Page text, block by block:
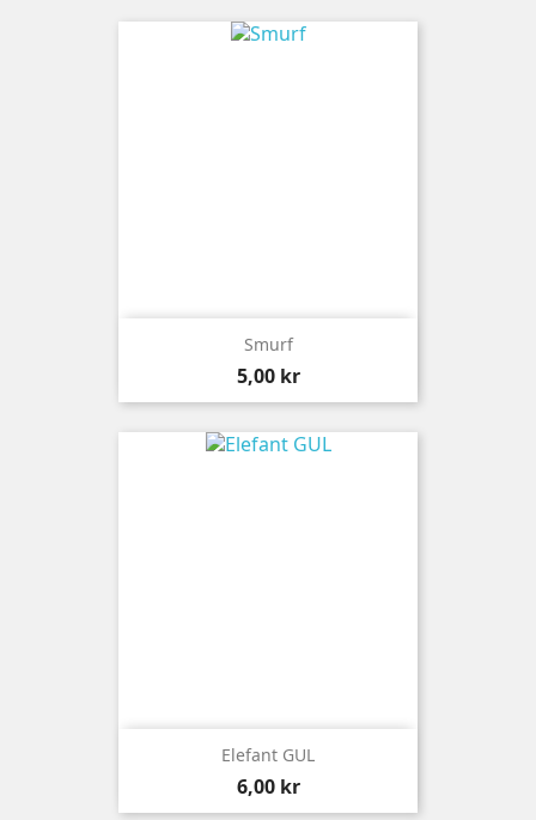
Smurf
Pris
5,00 kr
Elefant GUL
Pris
6,00 kr